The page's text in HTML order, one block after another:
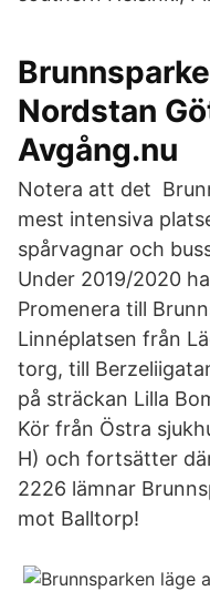
Nordstan
Avgång.nu
Notera att det
mest intensiva
spårvagnar och
Under 2019/2020
Promenera till
Linnéplatsen från
torg, till
på sträckan Lilla
Kör från Östra
H) och fortsätter
2226 lämnar
mot Balltorp!